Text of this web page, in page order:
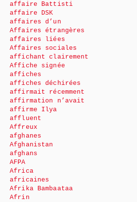
affaire Battisti
affaire DSK
affaires d’un
Affaires étrangères
affaires liées
Affaires sociales
affichant clairement
Affiche signée
affiches
affiches déchirées
affirmait récemment
affirmation n’avait
affirme Ilya
affluent
Affreux
afghanes
Afghanistan
afghans
AFPA
Africa
africaines
Afrika Bambaataa
Afrin